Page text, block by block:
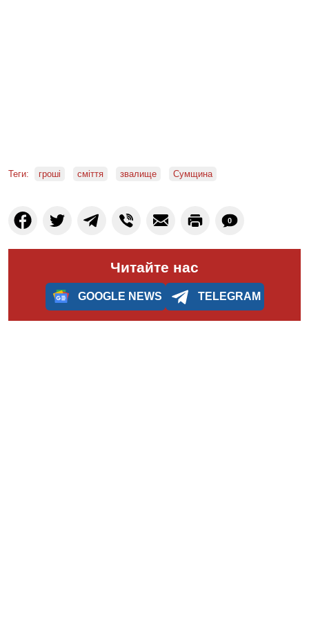
Теги: гроші сміття звалище Сумщина
0
Читайте нас
GOOGLE NEWS TELEGRAM